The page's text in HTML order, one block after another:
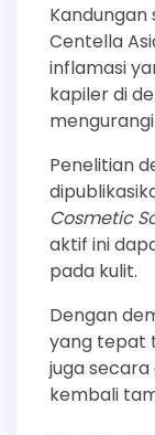
Centella
inflamasi
kapiler di
Penelitian
Cosmetic
aktif ini
pada kulit.
Dengan
yang tepat
juga
kembali